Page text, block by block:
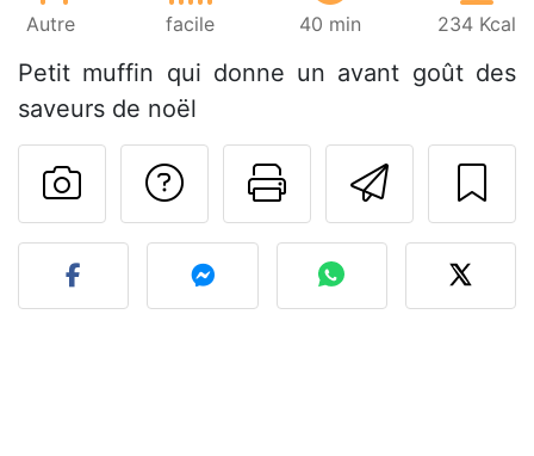
Autre facile 40 min 234 Kcal
Petit muffin qui donne un avant goût des
saveurs de noël
Imprimer
Poser une
Publier votre photo de